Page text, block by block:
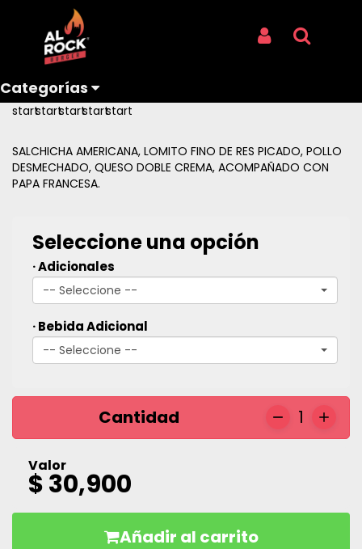
Categorías
Productos
FITO PAEZ
REF: FITO PAEZ
SALCHICHA AMERICANA, LOMITO FINO DE RES PICADO, POLLO
DESMECHADO, QUESO DOBLE CREMA, ACOMPAÑADO CON
PAPA FRANCESA.
Seleccione una opción
· Adicionales
-- Seleccione --
· Bebida Adicional
-- Seleccione --
Cantidad 1
Valor
$ 30,900
Añadir al carrito